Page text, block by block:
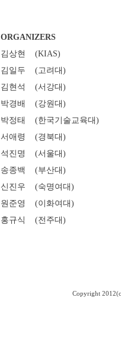
ORGANIZERS
김상현 (KIAS)
김일두 (고려대)
김현석 (서강대)
박경배 (강원대)
박정태 (한국기술교육대)
서애령 (경북대)
석진명 (서울대)
송종백 (부산대)
신진우 (숙명여대)
원준영 (이화여대)
홍규식 (전주대)
Copyright